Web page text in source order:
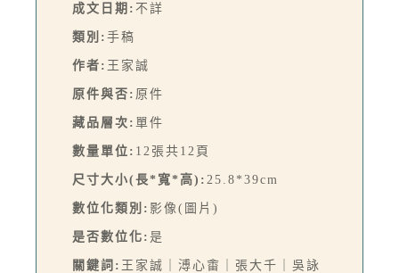
成文日期: 不詳
類別: 手稿
作者: 王家誠
原件與否: 原件
藏品層次: 單件
數量單位: 12張共12頁
尺寸大小(長*寬*高): 25.8*39cm
數位化類別: 影像(圖片)
是否數位化: 是
關鍵詞: 王家誠｜溥心畬｜張大千｜吳詠